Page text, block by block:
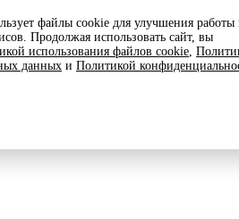
файлы cookie для улучшения работы
Продолжая использовать сайт, вы
использования файлов cookie,
данных и Политикой